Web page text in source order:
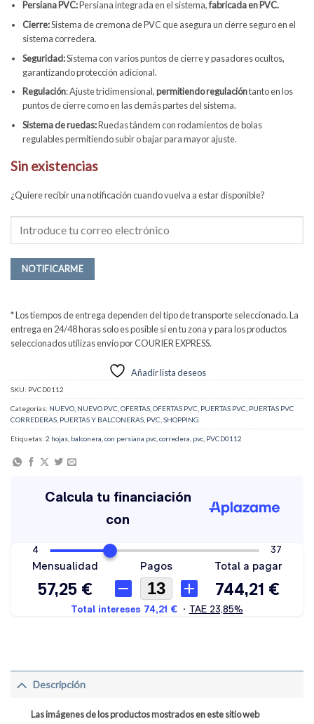
Persiana PVC:Persiana integrada en el sistema,fabricada en PVC.
Cierre:Sistema de cremona de PVC que asegura un cierre seguro en el
sistema corredera.
Seguridad:Sistema con varios puntos de cierre y pasadores ocultos,
garantizando protección adicional.
Regulación: Ajuste tridimensional,permitiendo regulacióntanto en los
puntos de cierre como en las demás partes del sistema.
Sistema de ruedas:Ruedas tándem con rodamientos de bolas
regulables permitiendo subir o bajar para mayor ajuste.
Sin existencias
¿Quiere recibir una notificación cuando vuelva a estar disponible?
NOTIFICARME
* Los tiempos de entrega dependen del tipo de transporte seleccionado. La
entrega en 24/48 horas solo es posible si en tu zona y para los productos
seleccionados utilizas envío por COURIER EXPRESS.
Añadir lista deseos
SKU: PVCD0112
Categorías: NUEVO NUEVO PVC OFERTAS OFERTAS PVC PUERTAS PVC PUERTAS PVC
CORREDERAS PUERTAS Y BALCONERAS PVC SHOPPING
Etiquetas: 2 hojas balconera con persiana pvc corredera pvc PVCD0112
Descripción
Las imágenes de los productos mostrados en este sitio web